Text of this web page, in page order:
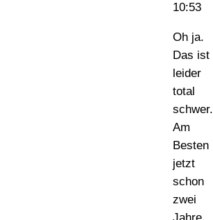
10:53
Oh ja.
Das ist
leider
total
schwer.
Am
Besten
jetzt
schon
zwei